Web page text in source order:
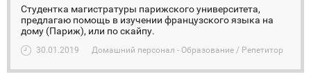
Студентка магистратуры парижского университета,
предлагаю помощь в изучении французского языка на
дому (Париж), или по скайпу.
30.01.2019 Домашний персонал - Образование / Репетитор